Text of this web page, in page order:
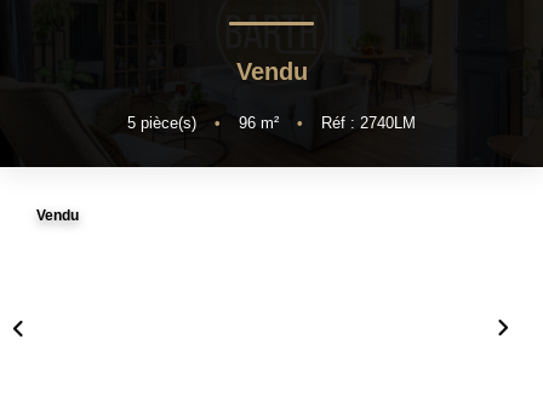
AGENCE
Vendu
5 pièce(s) • 96 m² • Réf : 2740LM
Vendu